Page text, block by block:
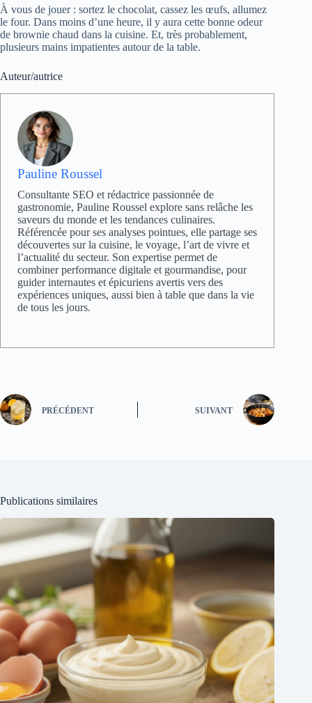
À vous de jouer : sortez le chocolat, cassez les œufs, allumez
le four. Dans moins d’une heure, il y aura cette bonne odeur
de brownie chaud dans la cuisine. Et, très probablement,
plusieurs mains impatientes autour de la table.
Auteur/autrice
Pauline Roussel
Consultante SEO et rédactrice passionnée de
gastronomie, Pauline Roussel explore sans relâche les
saveurs du monde et les tendances culinaires.
Référencée pour ses analyses pointues, elle partage ses
découvertes sur la cuisine, le voyage, l’art de vivre et
l’actualité du secteur. Son expertise permet de
combiner performance digitale et gourmandise, pour
guider internautes et épicuriens avertis vers des
expériences uniques, aussi bien à table que dans la vie
de tous les jours.
PRÉCÉDENT SUIVANT
Publications similaires